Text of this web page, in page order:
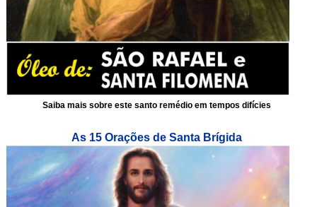
Saiba mais sobre este santo remédio em tempos difícies
As 15 Orações de Santa Brígida